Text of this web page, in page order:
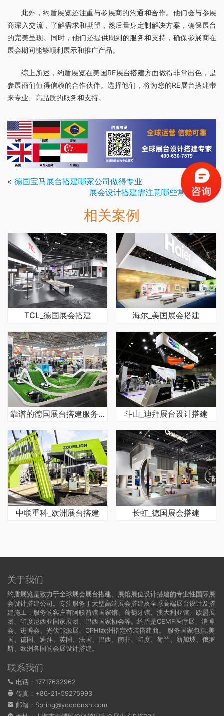
此外，约盾展览还注重与参展商的沟通和合作。他们会与参展
商深入交流，了解需求和期望，然后量身定制解决方案，确保展台
的完美呈现。同时，他们还提供周到的服务和支持，确保参展商在
展会期间能够顺利展示和推广产品。
综上所述，约盾展览在美国RE展台搭建方面做得非常出色，是
参展商们值得信赖的合作伙伴。选择他们，将为您的RE展台搭建带
来专业、高品质的服务和支持。
« 德国宝马展台搭建哪家公司做得专业
展会设计搭建需注意哪些常见问题»
相关案例
TCL_德国展会搭建 海尔_美国展会搭建
靠谱的德国展台搭建服务商哪里找 斗山_迪拜展台设计搭建
中联重科_欧洲展台搭建 长虹_德国展会搭建
关于我们
约盾展览是致力于全球展会展台搭建、展馆展位设计搭建的专业性国际展
会设计搭建公司。专注服务于大型高端展会搭建及全球高端展台设计及搭
建施工，服务的客户有阿联酋馆国家馆、葡萄牙馆、澳大利亚馆、欧盟展
团、印度尼西亚国家展团、巴西国家协会等。约盾是CEMF医疗展、消博
会、进博会、光伏能源展、CPHI欧洲指定特装搭建商。 服务国家包括:美
国
德国 、迪拜、英国、法国、巴西、南非、印度、荷兰、新加坡、俄罗
斯、欧洲各国的会展设计搭建。
联系我们
电话：17717632962
传真：+86-21-59275993
邮箱：Spring@yoodonsh.com